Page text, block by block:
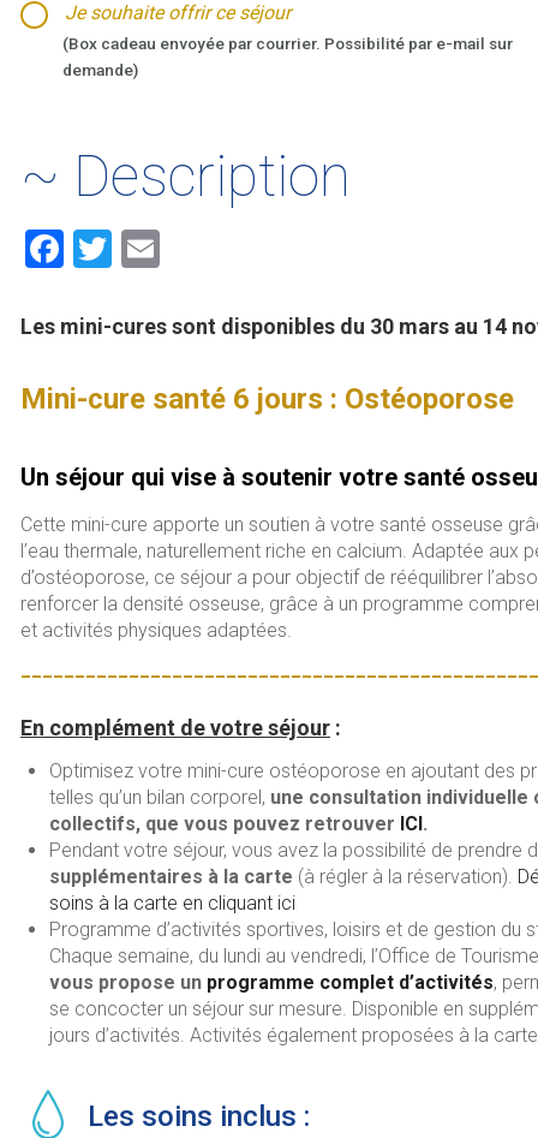
Je souhaite offrir ce séjour
(Box cadeau envoyée par courrier. Possibilité par e-mail sur
demande)
~ Description
F
ce
o
T
tt ai
Les mini-cures sont disponibles du 30 mars au 14
Mini-cure santé 6 jours : Ostéoporose
Un séjour qui vise à soutenir votre santé
Cette mini-cure apporte un soutien à votre santé osseuse
l’eau thermale, naturellement riche en calcium. Adaptée aux
d’ostéoporose, ce séjour a pour objectif de rééquilibrer
renforcer la densité osseuse, grâce à un programme
et activités physiques adaptées.
En complément de votre séjour :
Optimisez votre mini-cure ostéoporose en ajoutant des
telles qu’un bilan corporel, une consultation individuelle
collectifs, que vous pouvez retrouver ICI.
Pendant votre séjour, vous avez la possibilité de prendre
supplémentaires à la carte (à régler à la réservation).
soins à la carte en cliquant ici
Programme d’activités sportives, loisirs et de gestion du
Chaque semaine, du lundi au vendredi, l’Office de
vous propose un programme complet d’activités,
se concocter un séjour sur mesure. Disponible en
jours d’activités. Activités également proposées à la
Les soins inclus :